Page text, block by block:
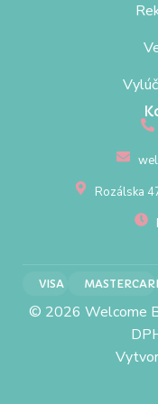
Rozálska
VISA
© 2026 Welcome